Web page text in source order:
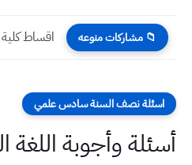
📁 مشاركات منوعه
اسئلة نصف السنة سادس علمي
أسئلة وأجوبة